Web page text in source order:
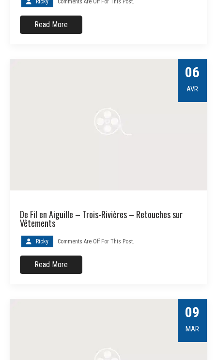
Ricky Comments Are Off For This Post.
Read More
06
AVR
De Fil en Aiguille – Trois-Rivières – Retouches sur
Vêtements
Ricky Comments Are Off For This Post.
Read More
09
MAR